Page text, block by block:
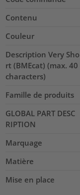
Contenu
Couleur
Description Very Sho
rt (BMEcat) (max. 40
characters)
Famille de produits
GLOBAL PART DESC
RIPTION
Marquage
Matière
Mise en place